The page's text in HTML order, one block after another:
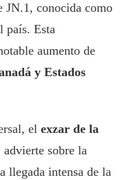
JN.1, conocida como
país. Esta
aumento de
y Estados
el exzar de la
advierte sobre la
llegada intensa de la